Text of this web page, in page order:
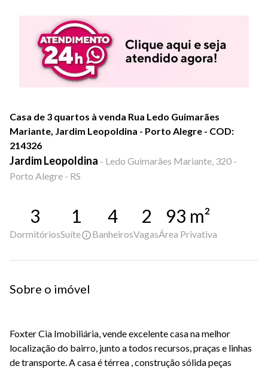
Casa de 3 quartos à venda Rua Ledo Guimarães
Mariante, Jardim Leopoldina - Porto Alegre - COD:
214326
Jardim Leopoldina - Ledo Guimarães Mariante, 320 -
Porto Alegre - RS
3
Dormitórios
1
Suíte
4
Banheiros
2
Vagas
93 m²
Área Privativa
Sobre o imóvel
Foxter Cia Imobiliária, vende excelente casa na melhor
localização do bairro, junto a todos recursos, praças e linhas
de transporte. A casa é térrea , construção sólida peças